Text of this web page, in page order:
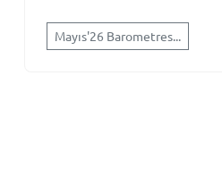
Mayıs'26 Barometres...